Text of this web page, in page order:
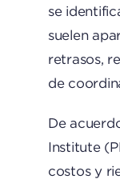
se
suelen
retrasos,
de
De
Institute
costos y